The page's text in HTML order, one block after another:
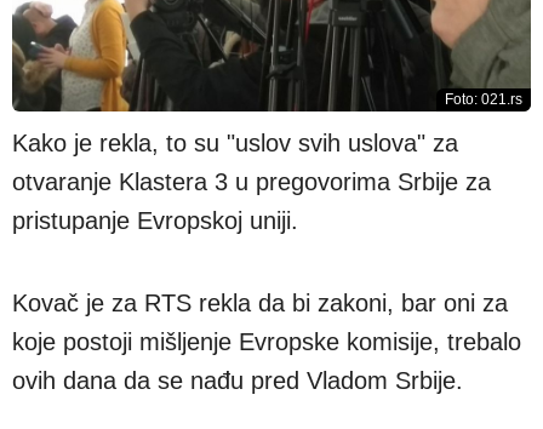
Foto: 021.rs
Kako je rekla, to su "uslov svih uslova" za
otvaranje Klastera 3 u pregovorima Srbije za
pristupanje Evropskoj uniji.
Kovač je za RTS rekla da bi zakoni, bar oni za
koje postoji mišljenje Evropske komisije, trebalo
ovih dana da se nađu pred Vladom Srbije.